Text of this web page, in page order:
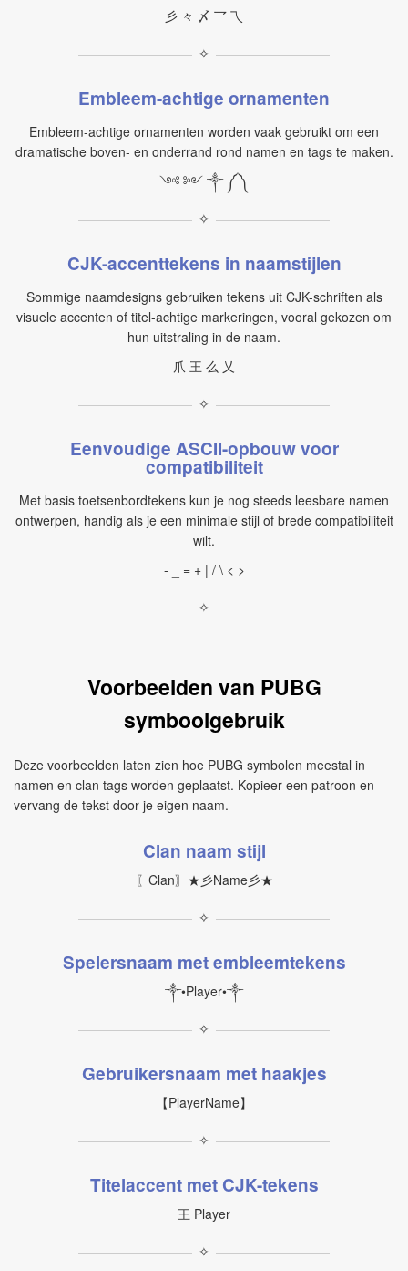
彡 々 〆 乛 乁
✧
Embleem-achtige ornamenten
Embleem-achtige ornamenten worden vaak gebruikt om een
dramatische boven- en onderrand rond namen en tags te maken.
༺ ༻ ༒ ༼ ༽
✧
CJK-accenttekens in naamstijlen
Sommige naamdesigns gebruiken tekens uit CJK-schriften als
visuele accenten of titel-achtige markeringen, vooral gekozen om
hun uitstraling in de naam.
爪 王 么 乂
✧
Eenvoudige ASCII-opbouw voor
compatibiliteit
Met basis toetsenbordtekens kun je nog steeds leesbare namen
ontwerpen, handig als je een minimale stijl of brede compatibiliteit
wilt.
- _ = + | / \ < >
✧
Voorbeelden van PUBG
symboolgebruik
Deze voorbeelden laten zien hoe PUBG symbolen meestal in
namen en clan tags worden geplaatst. Kopieer een patroon en
vervang de tekst door je eigen naam.
Clan naam stijl
〖Clan〗★彡Name彡★
✧
Spelersnaam met embleemtekens
༒•Player•༒
✧
Gebruikersnaam met haakjes
【PlayerName】
✧
Titelaccent met CJK-tekens
王 Player
✧